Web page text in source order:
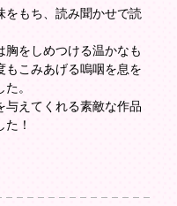
をもち、読み聞かせで読
胸をしめつける温かなも
もこみあげる嗚咽を息を
。
与えてくれる素敵な作品
！